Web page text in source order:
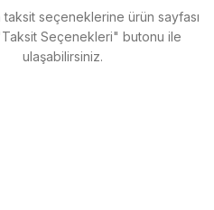
taksit seçeneklerine ürün sayfası
Seçenekleri" butonu ile
ulaşabilirsiniz.